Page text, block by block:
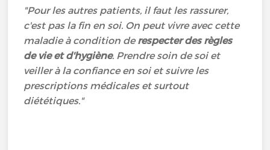
"Pour les autres patients, il faut les rassurer,
c'est pas la fin en soi. On peut vivre avec cette
maladie à condition de respecter des règles
de vie et d'hygiène. Prendre soin de soi et
veiller à la confiance en soi et suivre les
prescriptions médicales et surtout
diététiques."